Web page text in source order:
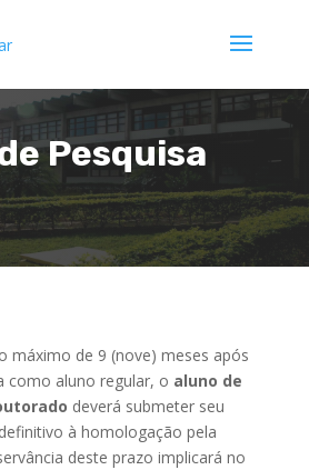
Pesquisa
máximo de 9 (nove) meses após
como aluno regular, o aluno de
deverá submeter seu
à homologação pela
deste prazo implicará no